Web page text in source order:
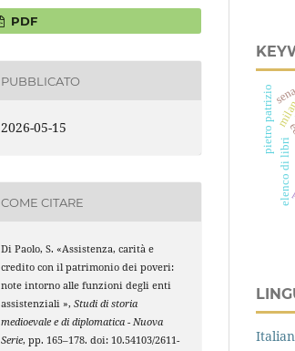
PDF
PUBBLICATO
2026-05-15
COME CITARE
Di Paolo, S. «Assistenza, carità e
credito con il patrimonio dei poveri:
note intorno alle funzioni degli enti
assistenziali »,Studi di storia
medioevale e di diplomatica - Nuova
Serie, pp. 165–178. doi: 10.54103/2611-
pietro patrizio
elenco di libri